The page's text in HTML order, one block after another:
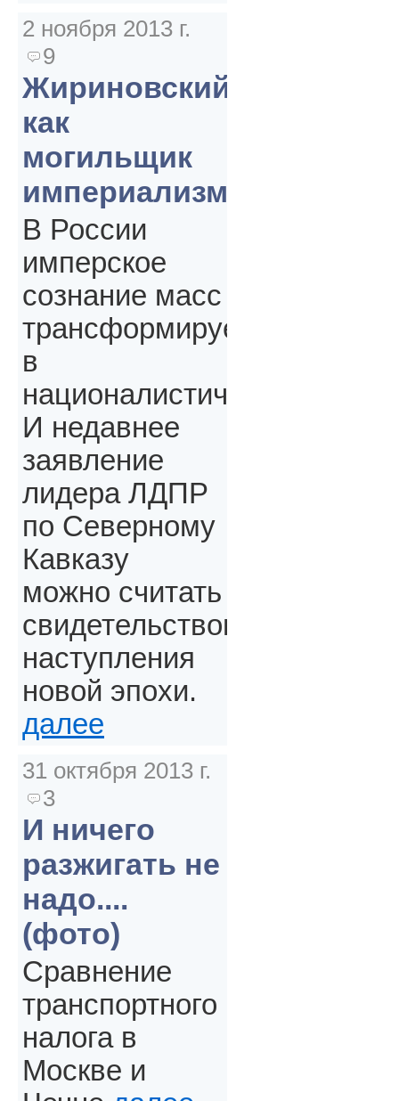
2 ноября 2013 г.
9
Жириновский
как
могильщик
империализма
В России
имперское
сознание масс
трансформируется
в
националистическое.
И недавнее
заявление
лидера ЛДПР
по Северному
Кавказу
можно считать
свидетельством
наступления
новой эпохи.
далее
31 октября 2013 г.
3
И ничего
разжигать не
надо....
(фото)
Сравнение
транспортного
налога в
Москве и